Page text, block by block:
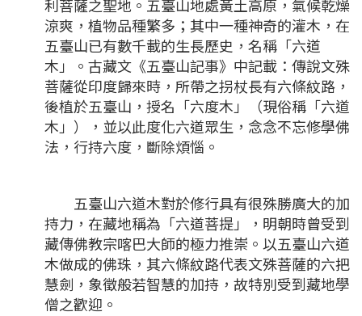
利菩薩之聖地。五臺山地處黃土高原，氣候乾燥
涼爽，植物品種繁多；其中一種神奇的灌木，在
五臺山已有數千載的生長歷史，名稱「六道
木」。古藏文《五臺山記事》中記載：傳說文殊
菩薩從印度歸來時，所帶之拐杖長有六條紋路，
後植於五臺山，授名「六度木」（現俗稱「六道
木」），並以此度化六道眾生，念念不忘修學佛
法，行持六度，斷除煩惱。
五臺山六道木對於修行具有很殊勝廣大的加
持力，在藏地稱為「六道菩提」，明朝時曾受到
藏傳佛教宗喀巴大師的極力推崇。以五臺山六道
木做成的佛珠，其六條紋路代表文殊菩薩的六把
慧劍，象徵般若智慧的加持，故特別受到藏地學
僧之歡迎。